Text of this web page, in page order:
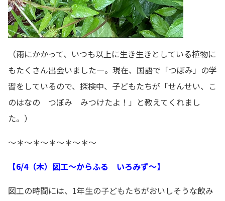
（雨にかかって、いつも以上に生き生きとしている植物に
もたくさん出会いました―。現在、国語で「つぼみ」の学
習をしているので、探検中、子どもたちが「せんせい、こ
のはなの つぼみ みつけたよ！」と教えてくれまし
た。）
～＊～＊～＊～＊～＊～
【6/4（木）図工～からふる いろみず～】
図工の時間には、1年生の子どもたちがおいしそうな飲み